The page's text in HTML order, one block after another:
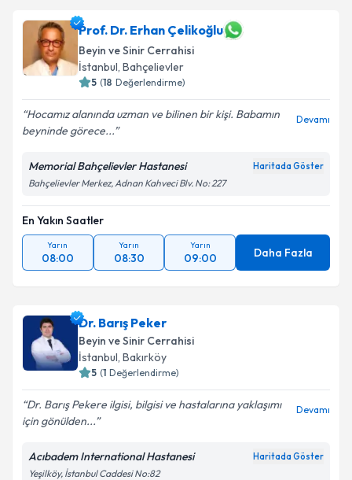
Prof. Dr. Erhan Çelikoğlu
Beyin ve Sinir Cerrahisi
İstanbul, Bahçelievler
5 (18 Değerlendirme)
Hocamız alanında uzman ve bilinen bir kişi. Babamın
beyninde görece...
Devamı
Memorial Bahçelievler Hastanesi Haritada Göster
Bahçelievler Merkez, Adnan Kahveci Blv. No: 227
En Yakın Saatler
Yarın
08:00
Yarın
08:30
Yarın
09:00 Daha Fazla
Dr. Barış Peker
Beyin ve Sinir Cerrahisi
İstanbul, Bakırköy
5 (1 Değerlendirme)
Dr. Barış Pekere ilgisi, bilgisi ve hastalarına yaklaşımı
için gönülden...
Devamı
Acıbadem International Hastanesi Haritada Göster
Yeşilköy, İstanbul Caddesi No:82